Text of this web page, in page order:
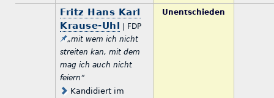
Fritz Hans Karl
Krause-Uhl
| FDP
„mit wem ich nicht
streiten kan, mit dem
mag ich auch nicht
feiern“
Kandidiert im
Unentschieden